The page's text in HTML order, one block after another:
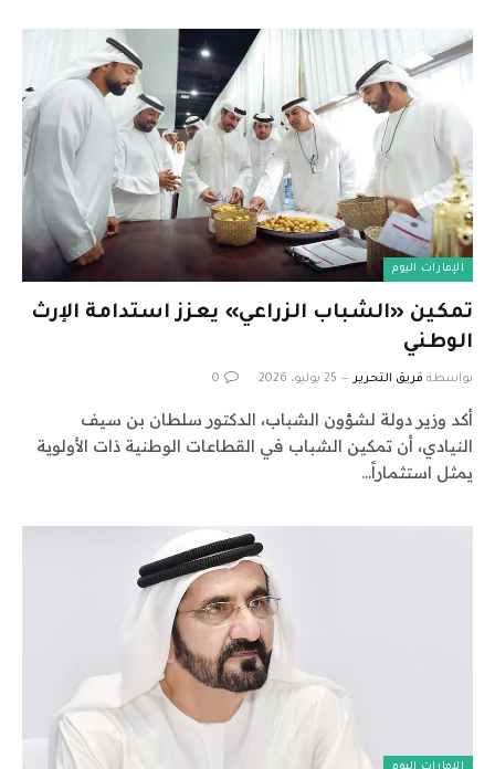
الإمارات اليوم
تمكين «الشباب الزراعي» يعزز استدامة الإرث
الوطني
بواسطة فريق التحرير 25 يوليو، 2026 0
أكد وزير دولة لشؤون الشباب، الدكتور سلطان بن سيف
النيادي، أن تمكين الشباب في القطاعات الوطنية ذات الأولوية
يمثل استثماراً…